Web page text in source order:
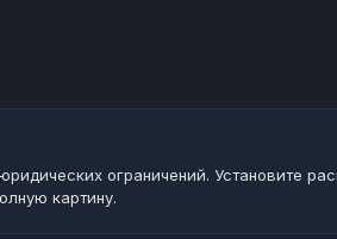
ограничений. Установите
картину.